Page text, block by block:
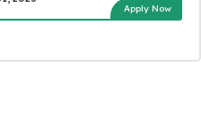
Apply Now